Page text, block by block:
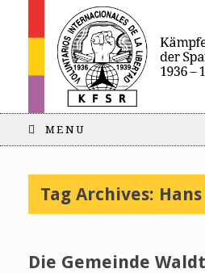
MENU
Tag Archives:
Die Gemeinde